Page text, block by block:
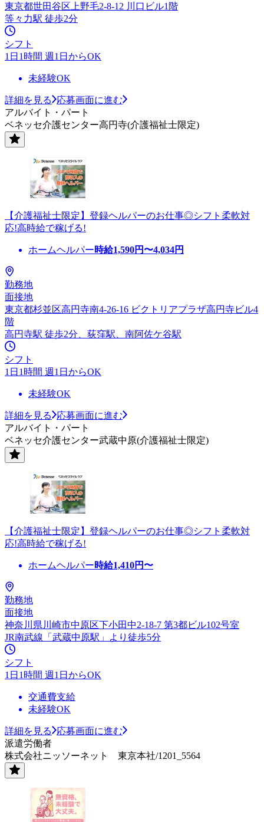
東京都世田谷区上野毛2-8-12 川口ビル1階
等々力駅 徒歩2分
シフト
1日1時間 週1日からOK
未経験OK
詳細を見る
応募画面に進む
アルバイト・パート
ベネッセ介護センター高円寺(介護福祉士限定)
【介護福祉士限定】登録ヘルパーのお仕事◎シフト柔軟対
応!高時給で稼げる!
ホームヘルパー時給1,590円〜4,034円
勤務地
面接地
東京都杉並区高円寺南4-26-16 ビクトリアプラザ高円寺ビル4
階
高円寺駅 徒歩2分、荻窪駅、南阿佐ケ谷駅
シフト
1日1時間 週1日からOK
未経験OK
詳細を見る
応募画面に進む
アルバイト・パート
ベネッセ介護センター武蔵中原(介護福祉士限定)
【介護福祉士限定】登録ヘルパーのお仕事◎シフト柔軟対
応!高時給で稼げる!
ホームヘルパー時給1,410円〜
勤務地
面接地
神奈川県川崎市中原区下小田中2-18-7 第3都ビル102号室
JR南武線「武蔵中原駅」より徒歩5分
シフト
1日1時間 週1日からOK
交通費支給
未経験OK
詳細を見る
応募画面に進む
派遣労働者
株式会社ニッソーネット 東京本社/1201_5564